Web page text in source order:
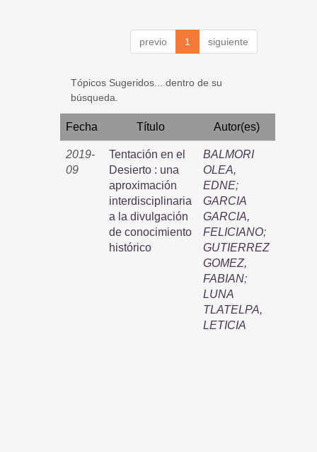
previo 1 siguiente
Tópicos Sugeridos... dentro de su
búsqueda.
Fecha Título Autor(es)
2019-
09
Tentación en el
Desierto : una
aproximación
interdisciplinaria
a la divulgación
de conocimiento
histórico
BALMORI
OLEA,
EDNE;
GARCIA
GARCIA,
FELICIANO;
GUTIERREZ
GOMEZ,
FABIAN;
LUNA
TLATELPA,
LETICIA